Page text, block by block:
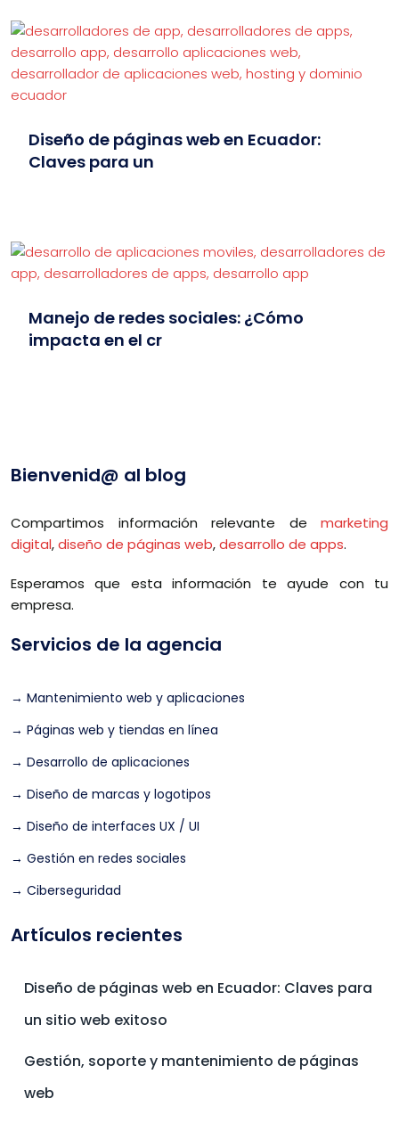
Diseño de páginas web en Ecuador:
Claves para un
Manejo de redes sociales: ¿Cómo
impacta en el cr
Bienvenid@ al blog
Compartimos información relevante de marketing
digital,diseño de páginas web,desarrollo de apps.
Esperamos que esta información te ayude con tu
empresa.
Servicios de la agencia
→ Mantenimiento web y aplicaciones
→ Páginas web y tiendas en línea
→ Desarrollo de aplicaciones
→ Diseño de marcas y logotipos
→ Diseño de interfaces UX / UI
→ Gestión en redes sociales
→ Ciberseguridad
Artículos recientes
Diseño de páginas web en Ecuador: Claves para
un sitio web exitoso
Gestión, soporte y mantenimiento de páginas
web